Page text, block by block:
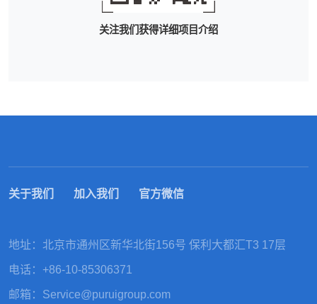
关注我们获得详细项目介绍
关于我们 加入我们 官方微信
地址：北京市通州区新华北街156号 保利大都汇T3 17层
电话： +86-10-85306371
邮箱： Service@puruigroup.com